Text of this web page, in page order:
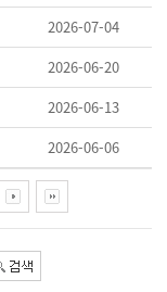
2026-07-04
2026-06-20
2026-06-13
2026-06-06